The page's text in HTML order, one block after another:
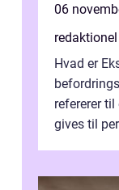
06
redaktionel
Hvad er
refererer
gives til